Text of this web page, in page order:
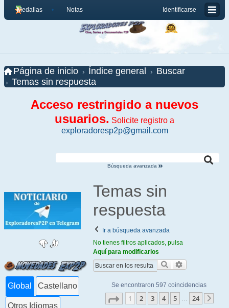
Identificarse
Medallas Notas
Página de inicio Índice general
Buscar
Temas sin respuesta
Acceso restringido a nuevos
usuarios. Solicite registro a
exploradoresp2p@gmail.com
Búsqueda avanzada
Global Castellano
Otros Idiomas
Temas sin
respuesta
Ir a búsqueda avanzada
No tienes filtros aplicados, pulsa
Aquí para modificarlos
Buscar
Se encontraron 597 coincidencias
Página de 24
1 2 3 4 5 … 24